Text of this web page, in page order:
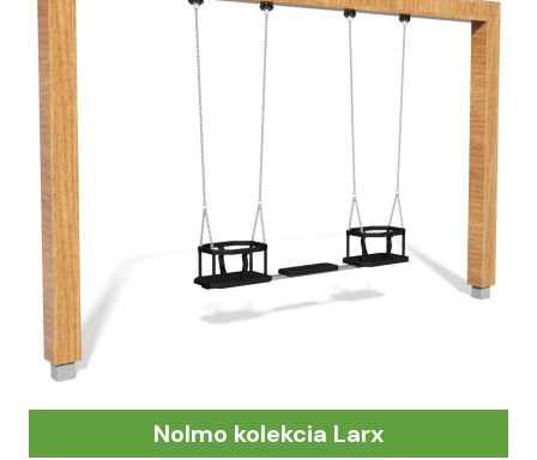
Nolmo kolekcia Larx